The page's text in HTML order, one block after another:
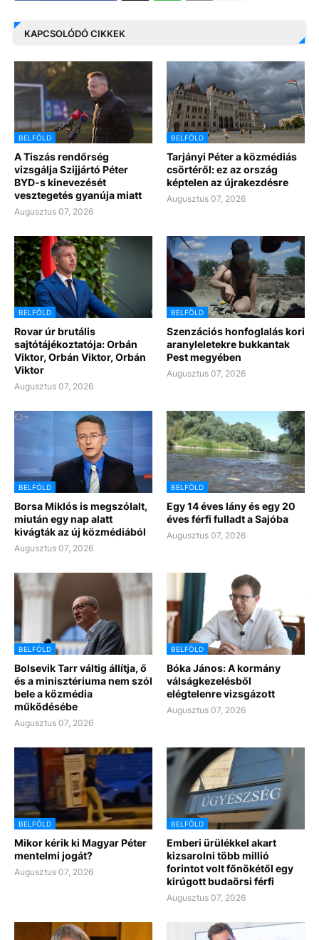
KAPCSOLÓDÓ CIKKEK
BELFÖLD
A Tiszás rendőrség
vizsgálja Szijjártó Péter
BYD-s kinevezését
vesztegetés gyanúja miatt
Augusztus 07, 2026
BELFÖLD
Tarjányi Péter a közmédiás
csörtéről: ez az ország
képtelen az újrakezdésre
Augusztus 07, 2026
BELFÖLD
Rovar úr brutális
sajtótájékoztatója: Orbán
Viktor, Orbán Viktor, Orbán
Viktor
Augusztus 07, 2026
BELFÖLD
Szenzációs honfoglalás kori
aranyleletekre bukkantak
Pest megyében
Augusztus 07, 2026
BELFÖLD
Borsa Miklós is megszólalt,
miután egy nap alatt
kivágták az új közmédiából
Augusztus 07, 2026
BELFÖLD
Egy 14 éves lány és egy 20
éves férfi fulladt a Sajóba
Augusztus 07, 2026
BELFÖLD
Bolsevik Tarr váltig állítja, ő
és a minisztériuma nem szól
bele a közmédia
működésébe
Augusztus 07, 2026
BELFÖLD
Bóka János: A kormány
válságkezelésből
elégtelenre vizsgázott
Augusztus 07, 2026
BELFÖLD
Mikor kérik ki Magyar Péter
mentelmi jogát?
Augusztus 07, 2026
BELFÖLD
Emberi ürülékkel akart
kizsarolni több millió
forintot volt főnökétől egy
kirúgott budaörsi férfi
Augusztus 07, 2026